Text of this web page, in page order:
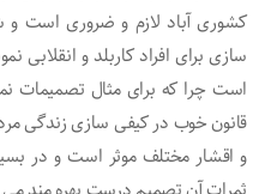
کشوری آباد لازم و ضروری است
سازی برای افراد کاربلد و
است چرا که برای مثال تصمیمات
قانون خوب در کیفی سازی زندگی
و اقشار مختلف موثر است و در